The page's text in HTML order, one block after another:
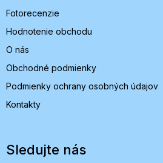
Fotorecenzie
Hodnotenie obchodu
O nás
Obchodné podmienky
Podmienky ochrany osobných údajov
Kontakty
Sledujte nás